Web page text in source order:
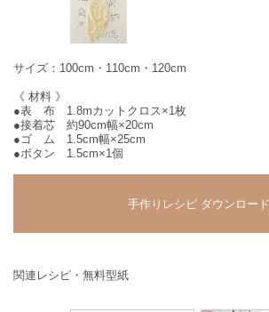
サイズ：100cm・110cm・120cm
《 材料 》
●表 布 1.8mカットクロス×1枚
●接着芯 約90cm幅×20cm
●ゴ ム 1.5cm幅×25cm
●ボタン 1.5cm×1個
手作りレシピ ダウンロード
関連レシピ・無料型紙